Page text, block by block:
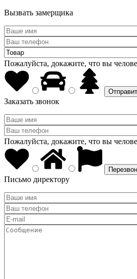
Вызвать замерщика
Пожалуйста, докажите, что вы
Заказать звонок
Пожалуйста, докажите, что вы
Письмо директору